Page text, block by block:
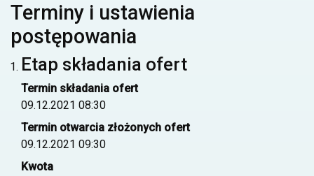
Terminy i ustawienia
postępowania
Etap składania ofert
Termin składania ofert
09.12.2021 08:30
Termin otwarcia złożonych ofert
09.12.2021 09:30
Kwota